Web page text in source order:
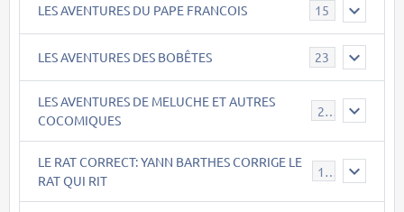
LES AVENTURES DU PAPE FRANCOIS 15
LES AVENTURES DES BOBÊTES 23
LES AVENTURES DE MELUCHE ET AUTRES
COCOMIQUES
22
LE RAT CORRECT: YANN BARTHES CORRIGE LE
RAT QUI RIT
15